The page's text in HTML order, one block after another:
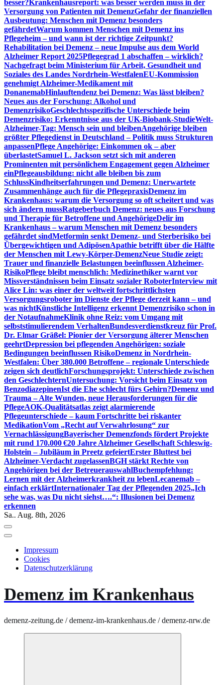
besser?Krankenhausreport: was besser werden muss in der
Versorgung von Patienten mit DemenzGefahr der finanziellen
Ausbeutung: Menschen mit Demenz besonders
gefährdetWarum kommen Menschen mit Demenz ins
Pflegeheim – und wann ist der richtige Zeitpunkt?
Rehabilitation bei Demenz – neue Impulse aus dem World
Alzheimer Report 2025Pflegegrad 1 abschaffen – wirklich?
Nachgefragt beim Ministerium für Arbeit, Gesundheit und
Soziales des Landes Nordrhein-WestfalenEU-Kommission
genehmigt Alzheimer-Medikament mit
DonanemabHinlauftendenz bei Demenz: Was lässt bleiben?
Neues aus der Forschung: Alkohol und
DemenzrisikoGeschlechtsspezifische Unterschiede beim
Demenzrisiko: Erkenntnisse aus der UK-Biobank-StudieWelt-
Alzheimer-Tag: Mensch sein und bleibenAngehörige bleiben
größter Pflegedienst in Deutschland – Politik muss Strukturen
anpassenPflege Angehörige: Einkommen ok – aber
überlastetSamuel L. Jackson setzt sich mit anderen
Prominenten mit persönlichem Engagement gegen Alzheimer
einPflegeausbildung: nicht alle bleiben bis zum
SchlussKindheitserfahrungen und Demenz: Unerwartete
Zusammenhänge auch für die PflegepraxisDemenz im
Krankenhaus: warum die Versorgung so oft scheitert und was
sich ändern mussRatgeberbuch Demenz: neues aus Forschung
und Therapie für Betroffene und AngehörigeDelir im
Krankenhaus – warum Menschen mit Demenz besonders
gefährdet sindMetformin senkt Demenz- und Sterberisiko bei
Übergewichtigen und AdipösenApathie betrifft über die Hälfte
der Menschen mit Lewy-Körper-DemenzNeue Studie zeigt:
Trauer und finanzielle Belastungen beeinflussen Alzheimer-
RisikoPflege bleibt menschlich: Medizinethiker warnt vor
Missverständnissen beim Einsatz sozialer RoboterInterview mit
Alice Lin: was einer der weltweit fortschrittlichsten
Versorgungsroboter im Dienste der Pflege derzeit kann – und
was nichtKünstliche Intelligenz erkennt Demenzrisiko schon in
der NotaufnahmeKlinik ohne Reiz: vom Umgang mit
selbststimulierendem VerhaltenBundesverdienstkreuz für Prof.
Dr. Elmar Gräßel: Pionier der Versorgung älterer Menschen
geehrtDepression bei pflegenden Angehörigen: soziale
Bedingungen beeinflussen RisikoDemenz in Nordrhein-
Westfalen: Über 380.000 Betroffene – regionale Unterschiede
zeigen sich deutlichForschungsprojekt: Unterschiede zwischen
den GeschlechternUntersuchung: Vorsicht beim Einsatz von
BenzodiazepinenIst die Ehe schlecht fürs Gehirn?Demenz und
Trauma – Alte Wunden, neue Herausforderungen für die
PflegeAOK-Qualitätsatlas zeigt alarmierende
Pflegeunterschiede – kaum Fortschritte bei riskanter
MedikationVom „Recht auf Verwahrlosung“ zur
VernachlässigungBayerischer Demenzfonds fördert Projekte
mit rund 170.000 €20 Jahre Alzheimer Gesellschaft Schleswig-
Holstein – Jubiläum in Preetz gefeiertErster Bluttest bei
Alzheimer-Verdacht zugelassenBGH stärkt Rechte von
Angehörigen bei der BetreuerauswahlBuchempfehlung:
Lernen mit der Alzheimerkrankheit zu lebenLecanemab –
einfach erklärtInternationaler Tag der Pflegenden 2025„Ich
sehe was, was Du nicht siehst….“: Illusionen bei Demenz
erkennen
Sa.. Aug. 8th, 2026
Impressum
Cookies
Datenschutzerklärung
Demenz im Krankenhaus
demenz-zeitung.de / demenz-im-krankenhaus.de / demenz-nrw.de